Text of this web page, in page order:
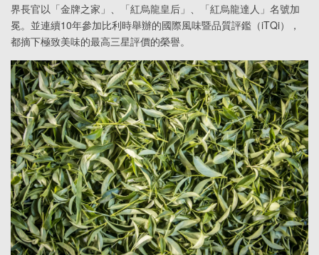
界長官以「金牌之家」、「紅烏龍皇后」、「紅烏龍達人」名號加
冕。並連續10年參加比利時舉辦的國際風味暨品質評鑑（iTQi），
都摘下極致美味的最高三星評價的榮譽。